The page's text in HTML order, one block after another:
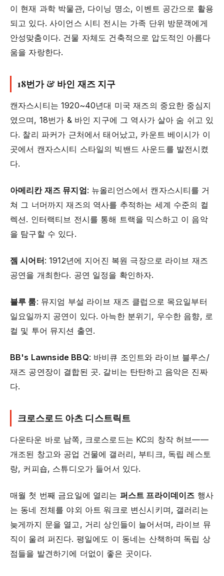
이 현재 과학 박물관, 다이닝 명소, 이벤트 공간으로 활용
되고 있다. 사이언스 시티 전시는 가족 단위 방문객에게
안성맞춤이다. 건물 자체도 건축적으로 압도적인 아름다
움을 자랑한다.
18번가 & 바인 재즈 지구
캔자스시티는 1920~40년대 미국 재즈의 중요한 중심지
였으며, 18번가 & 바인 지구에 그 역사가 살아 숨 쉬고 있
다. 찰리 파커가 근처에서 태어났고, 카운트 베이시가 이
곳에서 캔자스시티 스타일의 빅밴드 사운드를 발전시켰
다.
아메리칸 재즈 뮤지엄: 뉴올리언스에서 캔자스시티를 거
쳐 그 너머까지 재즈의 역사를 추적하는 세계 수준의 컬
렉션. 인터랙티브 전시를 통해 트랙을 믹스하고 이 음악
을 탐구할 수 있다.
젬 시어터: 1912년에 지어진 복원 극장으로 라이브 재즈
공연을 개최한다. 공연 일정을 확인하자.
블루 룸: 뮤지엄 부설 라이브 재즈 클럽으로 목요일부터
일요일까지 공연이 있다. 아늑한 분위기, 우수한 음향, 로
컬 및 투어 뮤지션 출연.
BB's Lawnside BBQ: 바비큐 조인트와 라이브 블루스/
재즈 공연장이 결합된 곳. 갈비는 탄탄하고 음악은 진짜
다.
크로스로드 아츠 디스트릭트
다운타운 바로 남쪽, 크로스로드는 KC의 창작 허브——
개조된 창고와 공업 건물에 갤러리, 부티크, 독립 레스토
랑, 커피숍, 스튜디오가 들어서 있다.
매월 첫 번째 금요일에 열리는 퍼스트 프라이데이즈 행사
는 동네 전체를 야외 아트 워크로 변신시키며, 갤러리는
늦게까지 문을 열고, 거리 상인들이 늘어서며, 라이브 뮤
직이 울려 퍼진다. 평일에도 이 동네는 산책하며 독립 상
점들을 발견하기에 더없이 좋은 곳이다.